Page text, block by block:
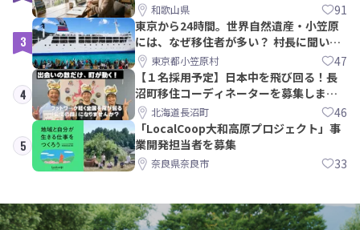
和歌山県 91
3
東京から24時間。世界自然遺産・小笠原
には、なぜ移住者が多い？ 村長に聞いて
みた東京都小笠原村 47
4
【１名採用予定】日本中を飛び回る！長
沼町移住コーディネーターを募集しま
す！北海道長沼町 46
5
「LocalCoop大和高原プロジェクト」事
業開発担当者を募集
奈良県奈良市 33